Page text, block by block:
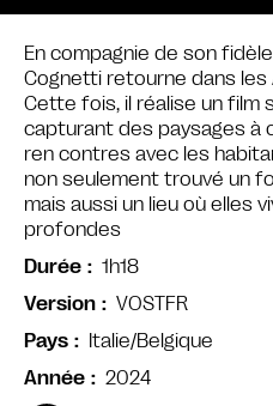
En compagnie de son fidèle
Cognetti retourne dans les
Cette fois, il réalise un film
capturant des paysages à
ren contres avec les
non seulement trouvé un
mais aussi un lieu où elles
profondes
Durée
1h18
Version
VOSTFR
Pays
Italie/Belgique
Année
2024